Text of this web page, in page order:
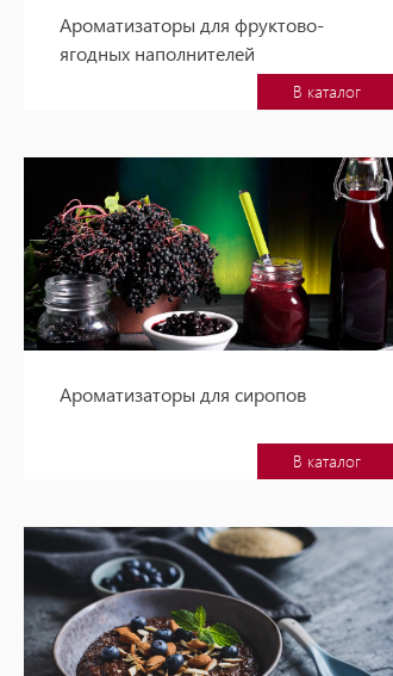
Ароматизаторы для фруктово-
ягодных наполнителей
В каталог
Ароматизаторы для сиропов
В каталог